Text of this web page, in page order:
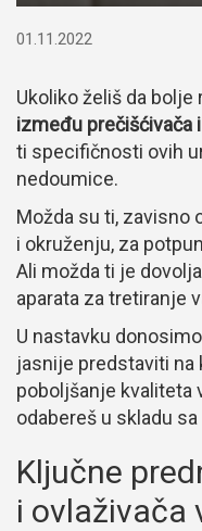
01.11.2022
Ukoliko želiš da
između prečišćivača
ti specifičnosti ovih
nedoumice.
Možda su ti, zavisno
i okruženju, za
Ali možda ti je
aparata za tretiranje
U nastavku
jasnije predstaviti na
poboljšanje kvaliteta
odabereš u skladu
Ključne
i ovlaživača